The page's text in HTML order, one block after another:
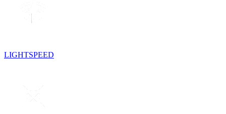
LIGHTSPEED